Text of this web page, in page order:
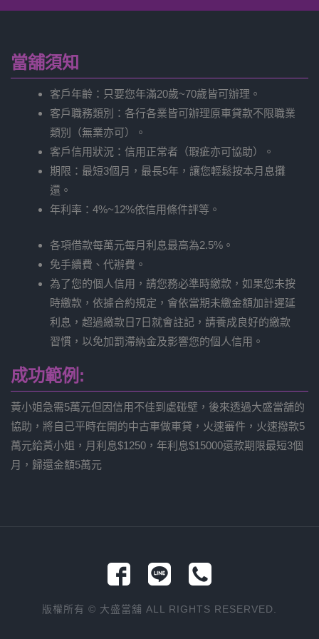
當舖須知
客戶年齡：只要您年滿20歲~70歲皆可辦理。
客戶職務類別：各行各業皆可辦理原車貸款不限職業
類別（無業亦可）。
客戶信用狀況：信用正常者（瑕疵亦可協助）。
期限：最短3個月，最長5年，讓您輕鬆按本月息攤
還。
年利率：4%~12%依信用條件評等。
各項借款每萬元每月利息最高為2.5%。
免手續費、代辦費。
為了您的個人信用，請您務必準時繳款，如果您未按
時繳款，依據合約規定，會依當期未繳金額加計遲延
利息，超過繳款日7日就會註記，請養成良好的繳款
習慣，以免加罰滯納金及影響您的個人信用。
成功範例:
黃小姐急需5萬元但因信用不佳到處碰壁，後來透過大盛當舖的
協助，將自己平時在開的中古車做車貸，火速審件，火速撥款5
萬元給黃小姐，月利息$1250，年利息$15000還款期限最短3個
月，歸還金額5萬元
版權所有 © 大盛當舖 ALL RIGHTS RESERVED.